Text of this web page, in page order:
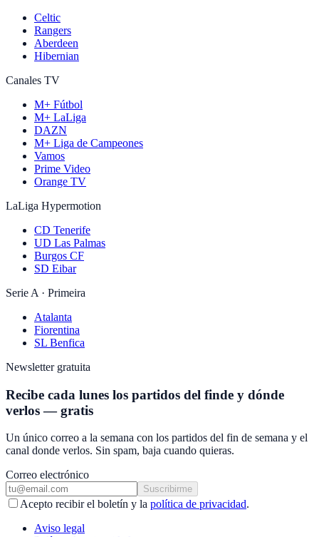
Celtic
Rangers
Aberdeen
Hibernian
Canales TV
M+ Fútbol
M+ LaLiga
DAZN
M+ Liga de Campeones
Vamos
Prime Video
Orange TV
LaLiga Hypermotion
CD Tenerife
UD Las Palmas
Burgos CF
SD Eibar
Serie A · Primeira
Atalanta
Fiorentina
SL Benfica
Newsletter gratuita
Recibe cada lunes los partidos del finde y dónde
verlos — gratis
Un único correo a la semana con los partidos del fin de semana y el
canal donde verlos. Sin spam, baja cuando quieras.
Correo electrónico
Suscribirme
Acepto recibir el boletín y la política de privacidad.
Aviso legal